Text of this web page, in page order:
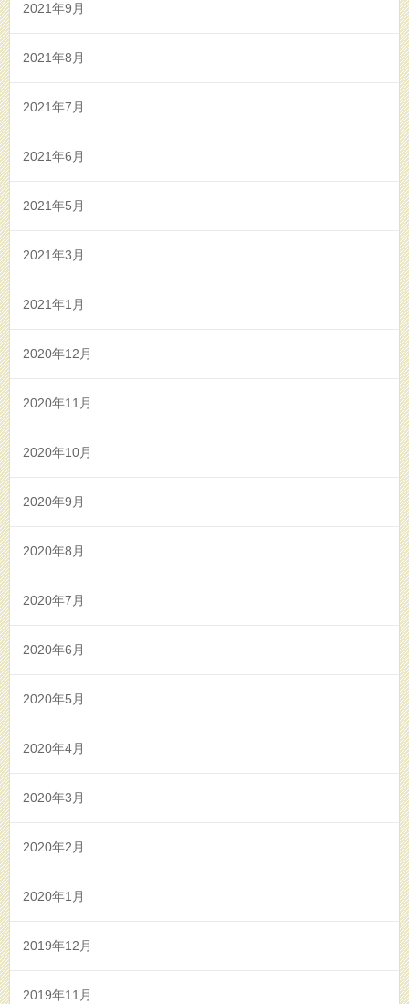
2021年9月
2021年8月
2021年7月
2021年6月
2021年5月
2021年3月
2021年1月
2020年12月
2020年11月
2020年10月
2020年9月
2020年8月
2020年7月
2020年6月
2020年5月
2020年4月
2020年3月
2020年2月
2020年1月
2019年12月
2019年11月